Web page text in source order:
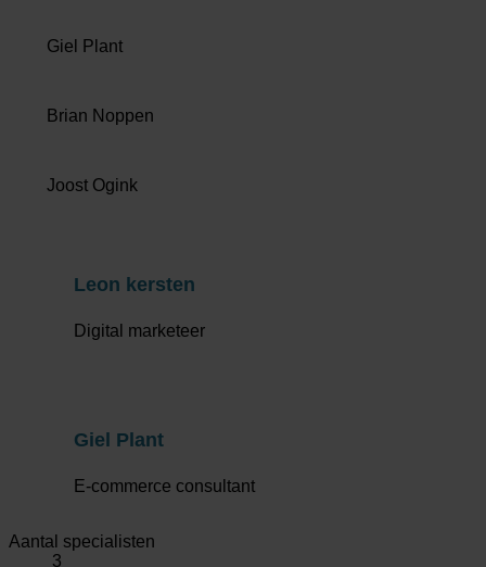
Giel Plant
Brian Noppen
Joost Ogink
Leon kersten
Digital marketeer
Giel Plant
E-commerce consultant
Aantal specialisten
3